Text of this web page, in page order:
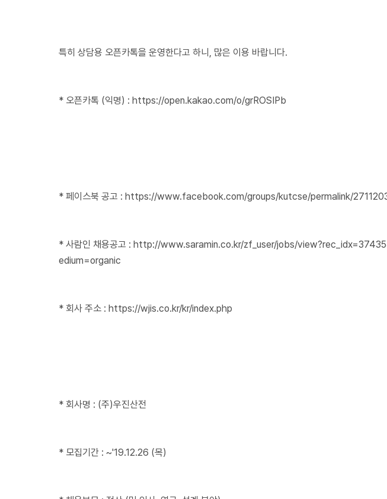
특히 상담용 오픈카톡을 운영한다고 하니, 많은 이용 바랍니다.
* 오픈카톡 (익명) : https://open.kakao.com/o/grROSIPb
* 페이스북 공고 : https://www.facebook.com/groups/kutcse/permalink/
* 사람인 채용공고 : http://www.saramin.co.kr/zf_user/jobs/
edium=organic
* 회사 주소 : https://wjis.co.kr/kr/index.php
* 회사명 : (주)우진산전
* 모집기간 : ~'19.12.26 (목)